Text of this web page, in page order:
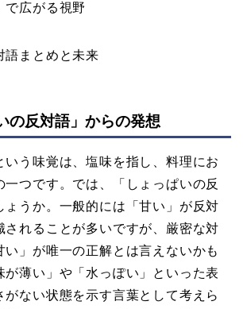
で広がる視野
語まとめと未来
の反対語」からの発想
いう味覚は、塩味を指し、料理にお
一つです。では、「しょっぱいの反
ょうか。一般的には「甘い」が反対
されることが多いですが、厳密な対
い」が唯一の正解とは言えないかも
が薄い」や「水っぽい」といった表
がない状態を示す言葉として考えら